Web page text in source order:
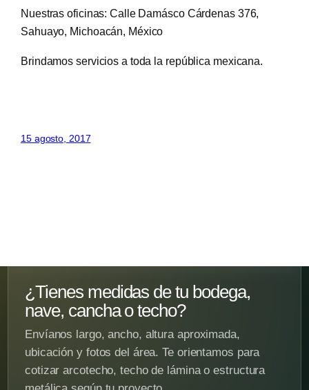
Nuestras oficinas: Calle Damásco Cárdenas 376,
Sahuayo, Michoacán, México
Brindamos servicios a toda la república mexicana.
15 agosto, 2017
¿Tienes medidas de tu bodega,
nave, cancha o techo?
Envíanos largo, ancho, altura aproximada,
ubicación y fotos del área. Te orientamos para
cotizar arcotecho, techo de lámina o estructura